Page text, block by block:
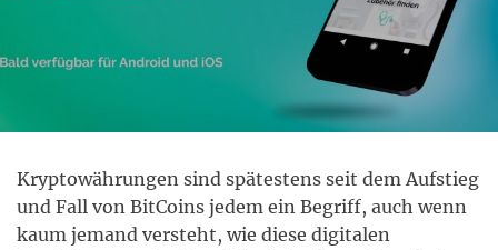
Kryptowährungen sind spätestens seit dem Aufstieg
und Fall von BitCoins jedem ein Begriff, auch wenn
kaum jemand versteht, wie diese digitalen